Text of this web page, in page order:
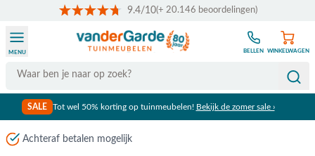
9.4/10(+ 20.146 beoordelingen)
Search
MENU BELLEN WINKELWAGEN
SALE Tot wel 50% korting op tuinmeubelen! Bekijk de zomer sale ›